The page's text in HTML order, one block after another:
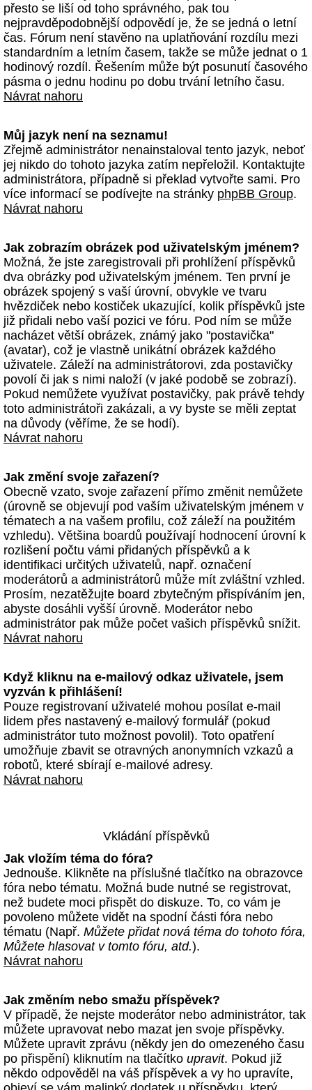
přesto se liší od toho správného, pak tou
nejpravděpodobnější odpovědí je, že se jedná o letní
čas. Fórum není stavěno na uplatňování rozdílu mezi
standardním a letním časem, takže se může jednat o 1
hodinový rozdíl. Řešením může být posunutí časového
pásma o jednu hodinu po dobu trvání letního času.
Návrat nahoru
Můj jazyk není na seznamu!
Zřejmě administrátor nenainstaloval tento jazyk, neboť
jej nikdo do tohoto jazyka zatím nepřeložil. Kontaktujte
administrátora, případně si překlad vytvořte sami. Pro
více informací se podívejte na stránky phpBB Group.
Návrat nahoru
Jak zobrazím obrázek pod uživatelským jménem?
Možná, že jste zaregistrovali při prohlížení příspěvků
dva obrázky pod uživatelským jménem. Ten první je
obrázek spojený s vaší úrovní, obvykle ve tvaru
hvězdiček nebo kostiček ukazující, kolik příspěvků jste
již přidali nebo vaší pozici ve fóru. Pod ním se může
nacházet větší obrázek, známý jako "postavička"
(avatar), což je vlastně unikátní obrázek každého
uživatele. Záleží na administrátorovi, zda postavičky
povolí či jak s nimi naloží (v jaké podobě se zobrazí).
Pokud nemůžete využívat postavičky, pak právě tehdy
toto administrátoři zakázali, a vy byste se měli zeptat
na důvody (věříme, že se hodí).
Návrat nahoru
Jak změní svoje zařazení?
Obecně vzato, svoje zařazení přímo změnit nemůžete
(úrovně se objevují pod vaším uživatelským jménem v
tématech a na vašem profilu, což záleží na použitém
vzhledu). Většina boardů používají hodnocení úrovní k
rozlišení počtu vámi přidaných příspěvků a k
identifikaci určitých uživatelů, např. označení
moderátorů a administrátorů může mít zvláštní vzhled.
Prosím, nezatěžujte board zbytečným přispíváním jen,
abyste dosáhli vyšší úrovně. Moderátor nebo
administrátor pak může počet vašich příspěvků snížit.
Návrat nahoru
Když kliknu na e-mailový odkaz uživatele, jsem
vyzván k přihlášení!
Pouze registrovaní uživatelé mohou posílat e-mail
lidem přes nastavený e-mailový formulář (pokud
administrátor tuto možnost povolil). Toto opatření
umožňuje zbavit se otravných anonymních vzkazů a
robotů, které sbírají e-mailové adresy.
Návrat nahoru
Vkládání příspěvků
Jak vložím téma do fóra?
Jednouše. Klikněte na příslušné tlačítko na obrazovce
fóra nebo tématu. Možná bude nutné se registrovat,
než budete moci přispět do diskuze. To, co vám je
povoleno můžete vidět na spodní části fóra nebo
tématu (Např. Můžete přidat nová téma do tohoto fóra,
Můžete hlasovat v tomto fóru, atd.).
Návrat nahoru
Jak změním nebo smažu příspěvek?
V případě, že nejste moderátor nebo administrátor, tak
můžete upravovat nebo mazat jen svoje příspěvky.
Můžete upravit zprávu (někdy jen do omezeného času
po přispění) kliknutím na tlačítko upravit. Pokud již
někdo odpověděl na váš příspěvek a vy ho upravíte,